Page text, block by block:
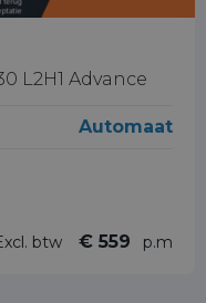
L2H1 Advance
Automaat
btw € 559 p.m